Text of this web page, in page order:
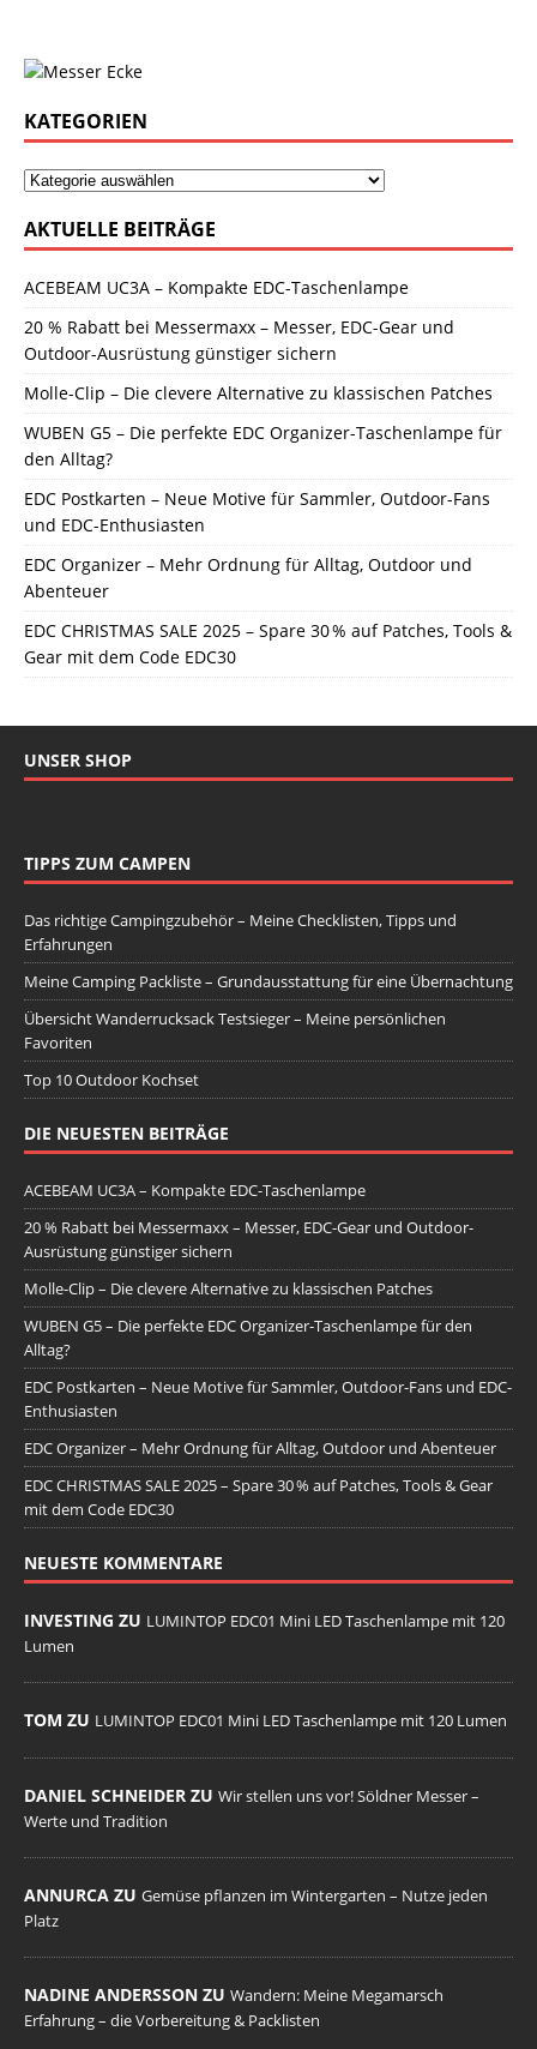
KATEGORIEN
AKTUELLE BEITRÄGE
ACEBEAM UC3A – Kompakte EDC-Taschenlampe
20 % Rabatt bei Messermaxx – Messer, EDC-Gear und
Outdoor-Ausrüstung günstiger sichern
Molle-Clip – Die clevere Alternative zu klassischen Patches
WUBEN G5 – Die perfekte EDC Organizer-Taschenlampe für
den Alltag?
EDC Postkarten – Neue Motive für Sammler, Outdoor-Fans
und EDC-Enthusiasten
EDC Organizer – Mehr Ordnung für Alltag, Outdoor und
Abenteuer
EDC CHRISTMAS SALE 2025 – Spare 30 % auf Patches, Tools &
Gear mit dem Code EDC30
UNSER SHOP
TIPPS ZUM CAMPEN
Das richtige Campingzubehör – Meine Checklisten, Tipps und
Erfahrungen
Meine Camping Packliste – Grundausstattung für eine Übernachtung
Übersicht Wanderrucksack Testsieger – Meine persönlichen
Favoriten
Top 10 Outdoor Kochset
DIE NEUESTEN BEITRÄGE
ACEBEAM UC3A – Kompakte EDC-Taschenlampe
20 % Rabatt bei Messermaxx – Messer, EDC-Gear und Outdoor-
Ausrüstung günstiger sichern
Molle-Clip – Die clevere Alternative zu klassischen Patches
WUBEN G5 – Die perfekte EDC Organizer-Taschenlampe für den
Alltag?
EDC Postkarten – Neue Motive für Sammler, Outdoor-Fans und EDC-
Enthusiasten
EDC Organizer – Mehr Ordnung für Alltag, Outdoor und Abenteuer
EDC CHRISTMAS SALE 2025 – Spare 30 % auf Patches, Tools & Gear
mit dem Code EDC30
NEUESTE KOMMENTARE
INVESTING ZU LUMINTOP EDC01 Mini LED Taschenlampe mit 120
Lumen
TOM ZU LUMINTOP EDC01 Mini LED Taschenlampe mit 120 Lumen
DANIEL SCHNEIDER ZU Wir stellen uns vor! Söldner Messer –
Werte und Tradition
ANNURCA ZU Gemüse pflanzen im Wintergarten – Nutze jeden
Platz
NADINE ANDERSSON ZU Wandern: Meine Megamarsch
Erfahrung – die Vorbereitung & Packlisten